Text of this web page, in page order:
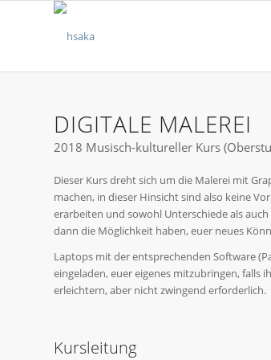
DIGITALE MALEREI
2018 Musisch-kultureller Kurs
Dieser Kurs dreht sich um die Malerei mit
machen, in dieser Hinsicht sind also keine
erarbeiten und sowohl Unterschiede als
dann die Möglichkeit haben, euer neues
Laptops mit der entsprechenden Software
eingeladen, euer eigenes mitzubringen, falls
erleichtern, aber nicht zwingend erforderlich.
Kursleitung